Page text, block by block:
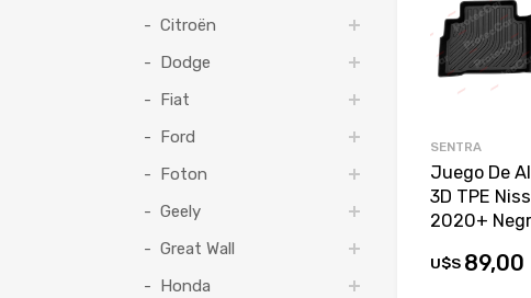
SENTRA
Juego De
3D TPE
2020+
U$S 89,00
Citroën
Dodge
Fiat
Ford
Foton
Geely
Great Wall
Honda